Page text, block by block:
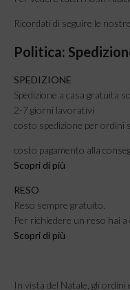
Ricordati di seguire le
Politica:
SPEDIZIONE
Spedizione a casa gratuita
2-7 giorni lavorativi
costo spedizione per ordini
costo pagamento alla
Scopri di più
RESO
Reso sempre gratuito.
Per richiedere un reso hai
Scopri di più
In vista del Natale, gli